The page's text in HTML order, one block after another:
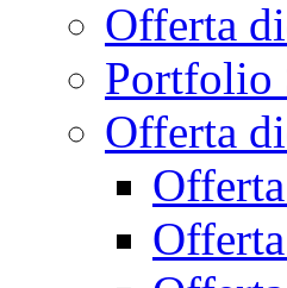
Offerta
Portfolio
Offerta